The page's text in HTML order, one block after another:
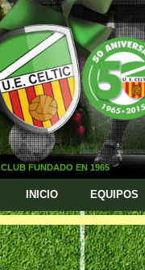
CLUB FUNDADO EN 1965
INICIO EQUIPOS